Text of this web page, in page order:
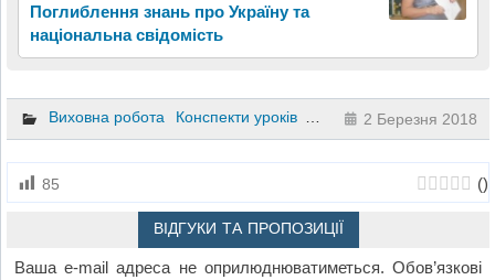
Поглиблення знань про Україну та
національна свідомість
Виховна робота Конспекти уроків Матеріали до уроків
2 Березня 2018
85 ()
ВІДГУКИ ТА ПРОПОЗИЦІЇ
Ваша e-mail адреса не оприлюднюватиметься. Обов’язкові